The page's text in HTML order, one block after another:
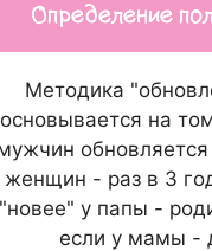
Определение
Методика
основывается на
обновляется
женщин - раз в 3
"новее" у папы -
если у мамы -